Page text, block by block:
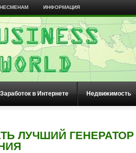
ИНФОРМАЦИЯ
Заработок в Интернете Недвижимость
ЛУЧШИЙ